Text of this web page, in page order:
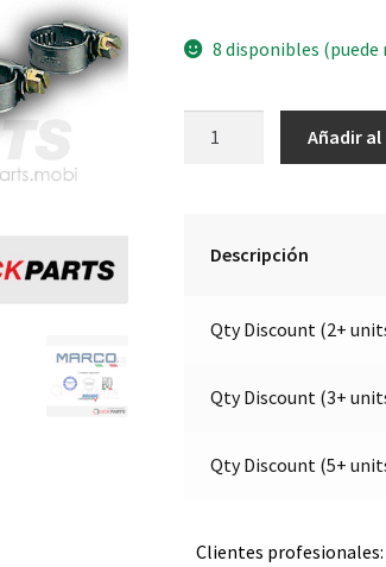
8 disponibles (puede
202
Añadir
Descripción
Qty Discount (2+
Qty Discount (3+
Qty Discount (5+
Clientes profesionales: